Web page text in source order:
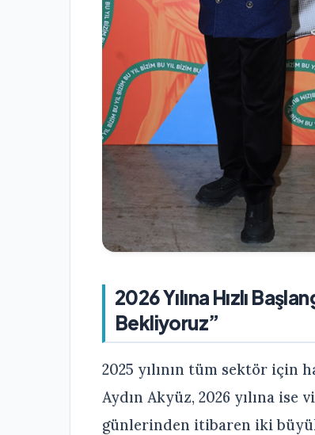
2026 Yılına Hızlı
Bekliyoruz”
2025 yılının tüm sektör için
Aydın Akyüz, 2026 yılına
günlerinden itibaren iki